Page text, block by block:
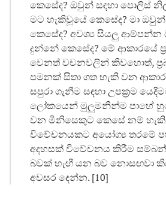
කෙසේද? ඔවුන් සඳහා පොලිස්
මට හැකිවූයේ කෙසේද? මා
කෙසේද? අවශ්‍ය සියලු ආම්පන්න
දුන්නේ කෙසේද? මේ ආකාරයේ
වෙනත් වචනවලින් කිවහොත්,
පමනක් සිතා ගත හැකි වන
සපුරා ගැනීම සඳහා උපක්‍රම
ලෝකයෙන් මුලුමනින්ම පාහේ
වන මිනිසෙකුට කෙසේ නම් හැකි
විවේචනයකට අයෝග්‍ය තරමේ
අදහසක් විවේචනය කිරීම
බවක් හැඟී යන බව නොසඟවා
අවසර දෙන්න. [10]